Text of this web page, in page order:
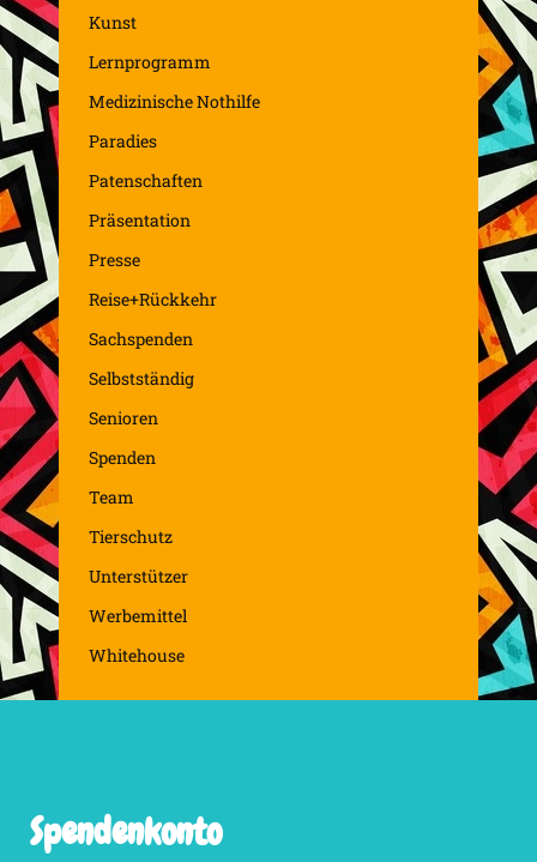
Kunst
Lernprogramm
Medizinische Nothilfe
Paradies
Patenschaften
Präsentation
Presse
Reise+Rückkehr
Sachspenden
Selbstständig
Senioren
Spenden
Team
Tierschutz
Unterstützer
Werbemittel
Whitehouse
Spendenkonto